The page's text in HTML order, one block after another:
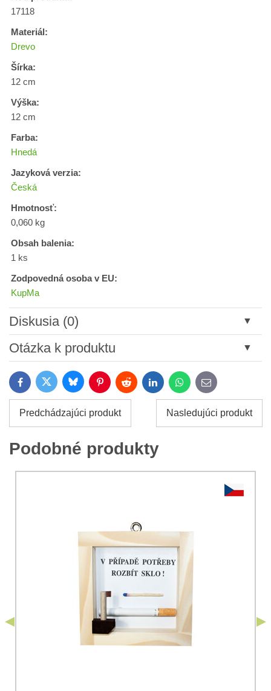
17118
Materiál:
Drevo
Šírka:
12 cm
Výška:
12 cm
Farba:
Hnedá
Jazyková verzia:
Česká
Hmotnosť:
0,060 kg
Obsah balenia:
1 ks
Zodpovedná osoba v EU:
KupMa
Diskusia (0)
Nový komentár
Názov:
Meno:*
Súhlasím so spracovaním osobných údajov za účelom
odoslania formulára. Oboznámil som sa s
Ochrany osobných údajovspoločnosti Bomba
Otázka k produktu
*
Váš e-mail:*
FacebookTwitter BlueskyPinterestReddit LinkedInWhatsApp
E-
mail
Predchádzajúci produkt Nasledujúci produkt
Podobné produkty